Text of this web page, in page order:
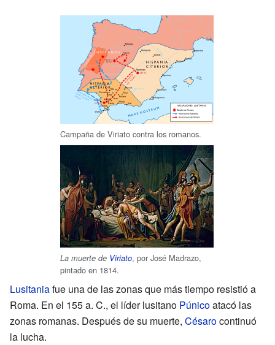
Campaña de Viriato contra los romanos.
La muerte de Viriato, por José Madrazo,
pintado en 1814.
Lusitaniafue una de las zonas que más tiempo resistió a
Roma. En el 155 a. C., el líder lusitano Púnicoatacó las
zonas romanas. Después de su muerte, Césarocontinuó
la lucha.